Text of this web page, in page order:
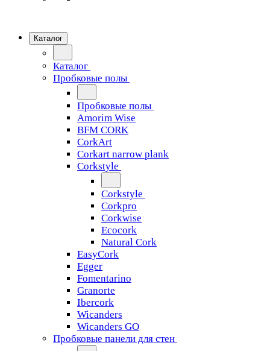
Каталог
Каталог
Пробковые полы
Пробковые полы
Amorim Wise
BFM CORK
CorkArt
Corkart narrow plank
Corkstyle
Corkstyle
Corkpro
Corkwise
Ecocork
Natural Cork
EasyCork
Egger
Fomentarino
Granorte
Ibercork
Wicanders
Wicanders GO
Пробковые панели для стен